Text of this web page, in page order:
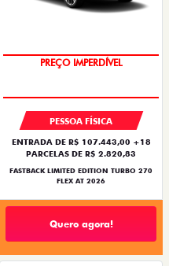
PREÇO IMPERDÍVEL
PESSOA FÍSICA
ENTRADA DE R$ 107.443,00 +18
PARCELAS DE R$ 2.820,83
FASTBACK LIMITED EDITION TURBO 270
FLEX AT 2026
Quero agora!